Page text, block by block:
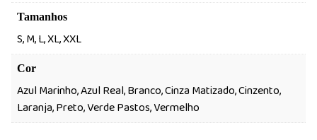
Tamanhos
S, M, L, XL, XXL
Cor
Azul Marinho, Azul Real, Branco, Cinza Matizado, Cinzento,
Laranja, Preto, Verde Pastos, Vermelho